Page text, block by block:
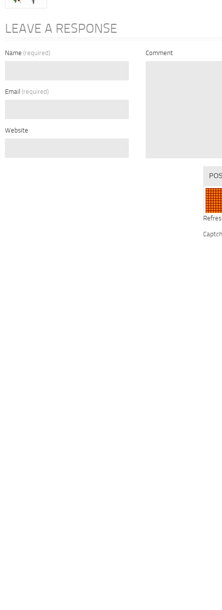
LEAVE A RESPONSE
Name (required)
Email (required)
Website
Comment